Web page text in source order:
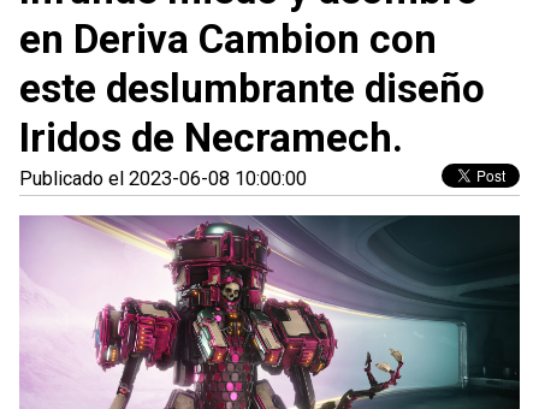
en Deriva Cambion con
este deslumbrante diseño
Iridos de Necramech.
Publicado el 2023-06-08 10:00:00